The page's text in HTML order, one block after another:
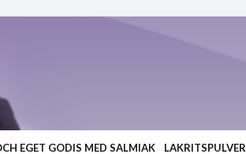
EGET GODIS MED SALMIAK LAKRITSPULVER